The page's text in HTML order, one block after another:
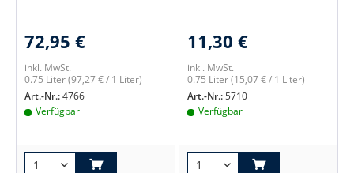
72,95 €
inkl. MwSt.
0.75 Liter(97,27 € / 1 Liter)
Art.-Nr.:4766
Verfügbar
11,30 €
inkl. MwSt.
0.75 Liter(15,07 € / 1 Liter)
Art.-Nr.:5710
Verfügbar